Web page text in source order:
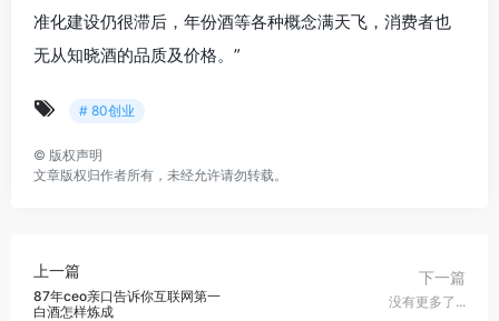
准化建设仍很滞后，年份酒等各种概念满天飞，消费者也
无从知晓酒的品质及价格。”
# 80创业
© 版权声明
文章版权归作者所有，未经允许请勿转载。
上一篇
87年ceo亲口告诉你互联网第一
白酒怎样炼成
下一篇
没有更多了...